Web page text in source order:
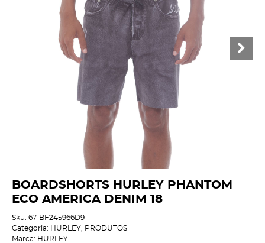
BOARDSHORTS HURLEY PHANTOM
ECO AMERICA DENIM 18
Sku: 671BF245966D9
Categoria: HURLEY
PRODUTOS
Marca: HURLEY